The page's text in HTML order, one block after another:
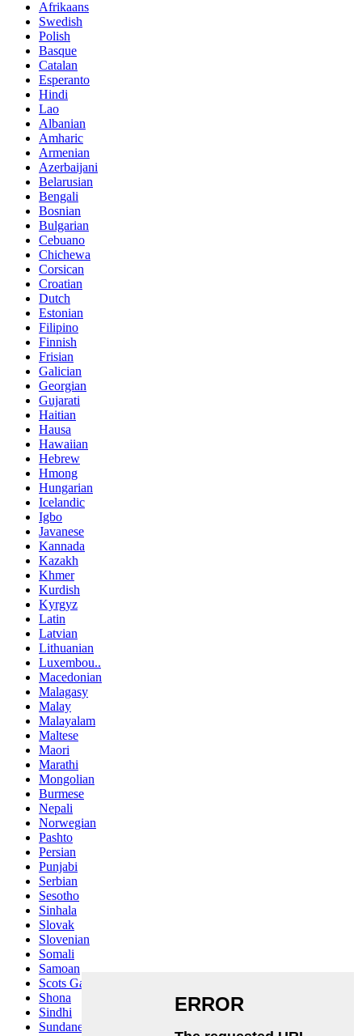
Afrikaans
Swedish
Polish
Basque
Catalan
Esperanto
Hindi
Lao
Albanian
Amharic
Armenian
Azerbaijani
Belarusian
Bengali
Bosnian
Bulgarian
Cebuano
Chichewa
Corsican
Croatian
Dutch
Estonian
Filipino
Finnish
Frisian
Galician
Georgian
Gujarati
Haitian
Hausa
Hawaiian
Hebrew
Hmong
Hungarian
Icelandic
Igbo
Javanese
Kannada
Kazakh
Khmer
Kurdish
Kyrgyz
Latin
Latvian
Lithuanian
Luxembou..
Macedonian
Malagasy
Malay
Malayalam
Maltese
Maori
Marathi
Mongolian
Burmese
Nepali
Norwegian
Pashto
Persian
Punjabi
Serbian
Sesotho
Sinhala
Slovak
Slovenian
Somali
Samoan
Scots Gaelic
Shona
Sindhi
Sundanese